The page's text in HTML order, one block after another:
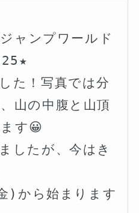
ャンプワールド
た！写真では分
山の中腹と山頂
す😀
したが、今はき
)から始まります